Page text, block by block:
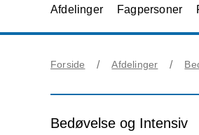
Afdelinger Fagpersoner
Forside Afdelinger
Bedøvelse og Intensiv